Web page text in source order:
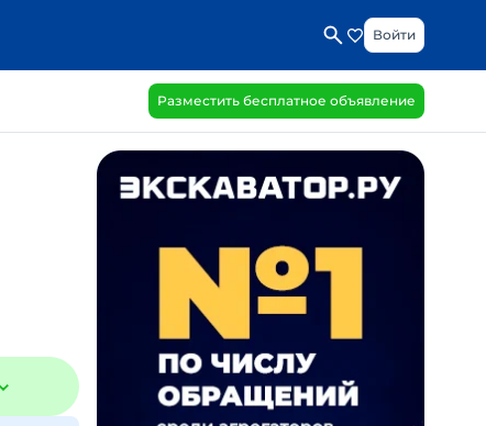
Войти
Разместить бесплатное объявление